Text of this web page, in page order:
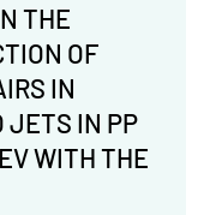
THE
OF
IN
JETS IN PP
WITH THE